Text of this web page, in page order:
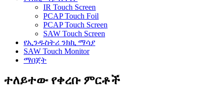
IR Touch Screen
PCAP Touch Foil
PCAP Touch Screen
SAW Touch Screen
የኢንዱስትሪ ንክኪ ማሳያ
SAW Touch Monitor
ማበጀት
ተለይተው የቀረቡ ምርቶች